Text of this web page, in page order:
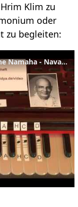
Klim zu
oder
zu begleiten:
Om Aim Hrim Klim Chamundayai Viche Namaha - Navakshara Shakti Mantra mit Harmonium und Noten